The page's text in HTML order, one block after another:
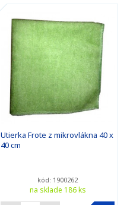
Utierka Frote z mikrovlákna 40 x
40 cm
kód: 1900262
na sklade 186 ks